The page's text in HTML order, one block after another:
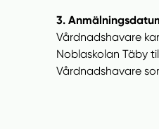
3.
Vårdnadshavare
Noblaskolan Täby
Vårdnadshavare